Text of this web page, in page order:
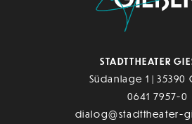
STADTTHEATER
Südanlage 1 | 35390
0641 7957-0
dialog@stadttheater-